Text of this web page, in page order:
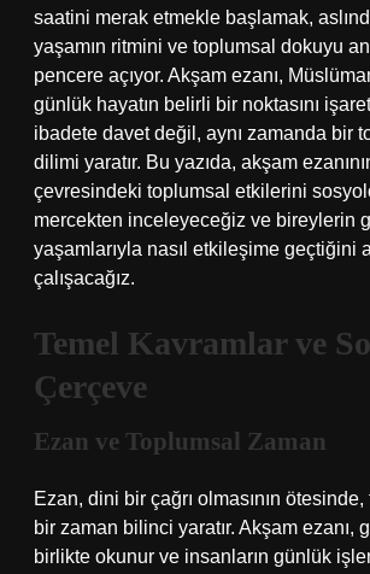
saatini merak etmekle başlamak,
yaşamın ritmini ve toplumsal dokuyu
pencere açıyor. Akşam ezanı,
günlük hayatın belirli bir noktasını
ibadete davet değil, aynı zamanda bir
dilimi yaratır. Bu yazıda, akşam
çevresindeki toplumsal etkilerini
mercekten inceleyeceğiz ve bireylerin
yaşamlarıyla nasıl etkileşime geçtiğini
çalışacağız.
Temel Kavramlar ve
Çerçeve
Ezan ve Toplumsal Zaman
Ezan, dini bir çağrı olmasının
bir zaman bilinci yaratır. Akşam ezanı,
birlikte okunur ve insanların günlük